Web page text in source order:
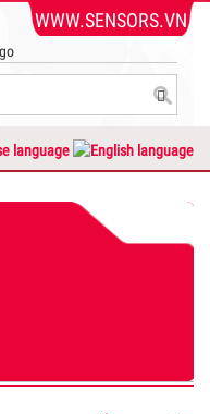
WWW.SENSORS.VN